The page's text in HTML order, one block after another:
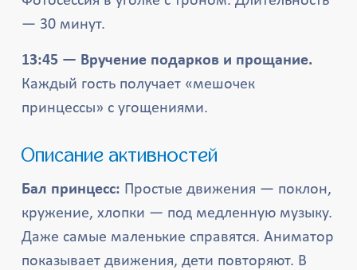
— 30 минут.
13:45 — Вручение подарков и прощание.
Каждый гость получает «мешочек
принцессы» с угощениями.
Описание активностей
Бал принцесс: Простые движения — поклон,
кружение, хлопки — под медленную музыку.
Даже самые маленькие справятся. Аниматор
показывает движения, дети повторяют. В